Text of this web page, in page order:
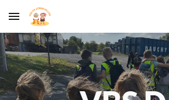
Skip to main content